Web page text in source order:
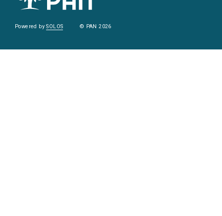
Powered bySOLOS © PAN 2026